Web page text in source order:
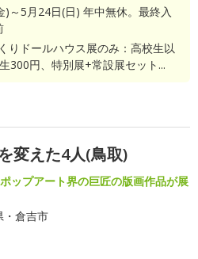
)～5月24日(日) 年中無休。最終入
りドールハウス展のみ：高校生以
300円、特別展+常設展セット...
変えた4人(鳥取)
ップアート界の巨匠の版画作品が展
・倉吉市